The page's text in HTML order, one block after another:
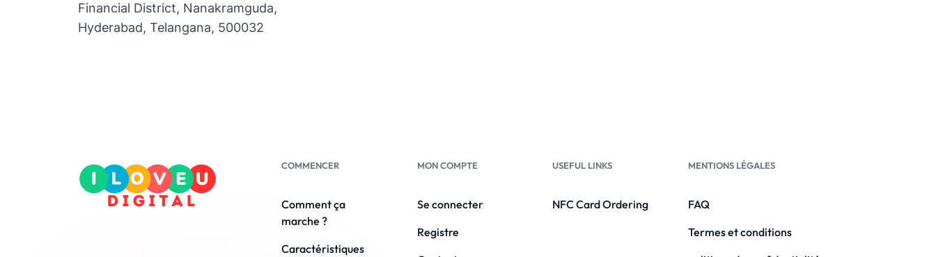
Financial District, Nanakramguda,
Hyderabad, Telangana, 500032
COMMENCER
Comment ça
marche ?
Caractéristiques
MON COMPTE
Se connecter
Registre
USEFUL LINKS
NFC Card Ordering
MENTIONS LÉGALES
FAQ
Termes et conditions